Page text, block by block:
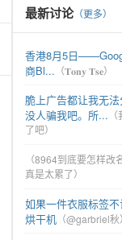
最新讨论（更多）
香港8月5日
商Bl... （𝐓𝐨𝐧𝐲 𝐓𝐬𝐞）
脆上广告都让我无
没人骗我吧。所...
了吧）
（8964到底要怎样
真是太累了）
如果一件衣服标签
烘干机 （@garbriel秋）